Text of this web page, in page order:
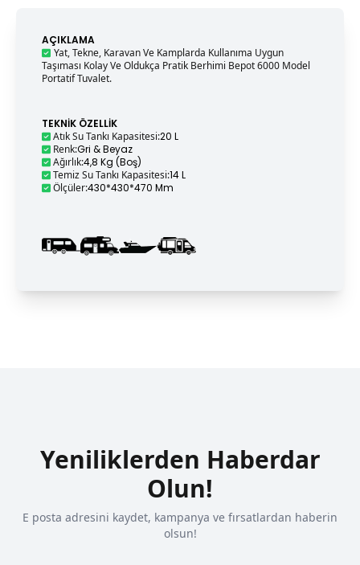
AÇIKLAMA
Yat, Tekne, Karavan Ve Kamplarda Kullanıma Uygun
Taşıması Kolay Ve Oldukça Pratik Berhimi Bepot 6000 Model
Portatif Tuvalet.
TEKNIK ÖZELLIK
Atık Su Tankı Kapasitesi:20 L
Renk:Gri & Beyaz
Ağırlık:4,8 Kg (Boş)
Temiz Su Tankı Kapasitesi:14 L
Ölçüler:430*430*470 Mm
Yeniliklerden Haberdar
Olun!
E posta adresini kaydet, kampanya ve fırsatlardan haberin
olsun!